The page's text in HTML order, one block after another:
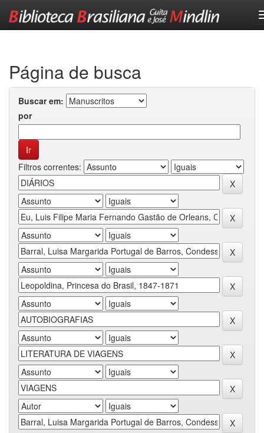
Página de busca
Buscar em:
por
Filtros correntes: